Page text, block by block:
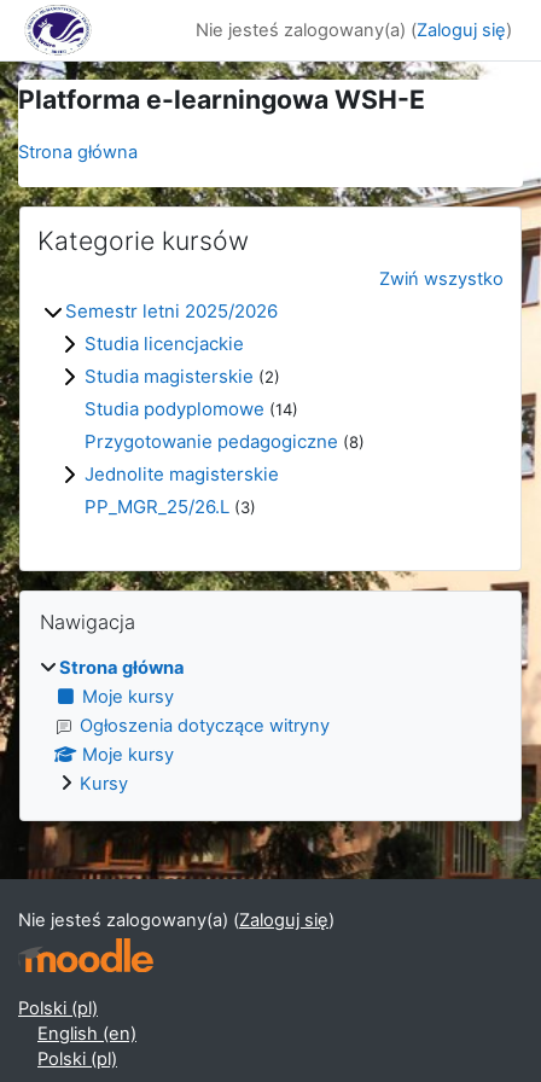
Przejdź do głównej zawartości
Nie jesteś zalogowany(a) (Zaloguj się)
Platforma e-learningowa WSH-E
Strona główna
Kategorie kursów
Zwiń wszystko
Semestr letni 2025/2026
Studia licencjackie
Studia magisterskie (2)
Studia podyplomowe (14)
Przygotowanie pedagogiczne (8)
Jednolite magisterskie
PP_MGR_25/26.L (3)
Bloki
Pomiń Nawigacja
Nawigacja
Strona główna
Moje kursy
Ogłoszenia dotyczące witryny
Moje kursy
Kursy
Bloki uzupełniające
Nie jesteś zalogowany(a) (Zaloguj się)
Polski ‎(pl)‎
English ‎(en)‎
Polski ‎(pl)‎